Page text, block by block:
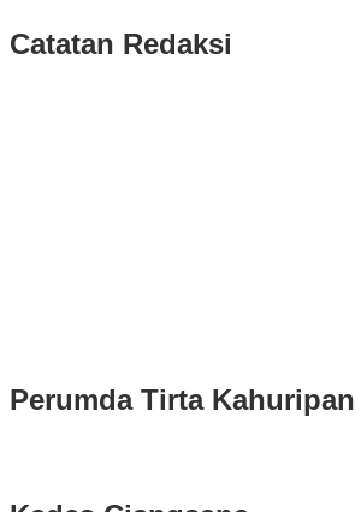
Catatan Redaksi
Perumda Tirta Kahuripan